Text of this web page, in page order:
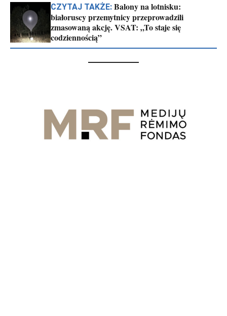
CZYTAJ TAKŻE: Balony na lotnisku:
białoruscy przemytnicy przeprowadzili
zmasowaną akcję. VSAT: „To staje się
codziennością”